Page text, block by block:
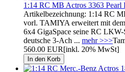
1:14 RC MB Actros 3363 Pearl
Artikelbezeichnung: 1:14 RC
vorl. TAMIYA erweitert mit
6x4 GigaSpace seine RC LKW-
deutsche 3-Ach ... mehr >>>
560.00 EUR[inkl. 20% MwSt]